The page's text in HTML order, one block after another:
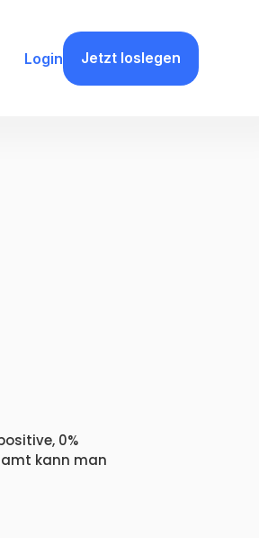
Login Jetzt loslegen
0%
kann man